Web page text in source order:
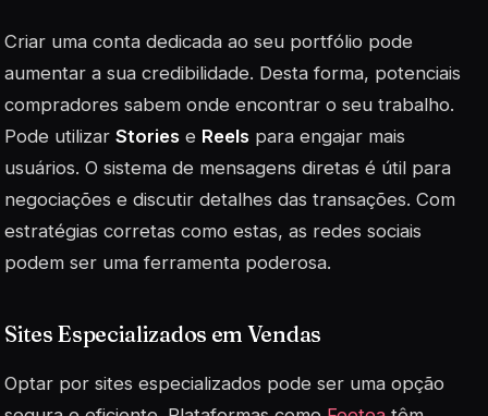
Criar uma conta dedicada ao seu portfólio pode
aumentar a sua credibilidade. Desta forma, potenciais
compradores sabem onde encontrar o seu trabalho.
Pode utilizar Stories e Reels para engajar mais
usuários. O sistema de mensagens diretas é útil para
negociações e discutir detalhes das transações. Com
estratégias corretas como estas, as redes sociais
podem ser uma ferramenta poderosa.
Sites Especializados em Vendas
Optar por sites especializados pode ser uma opção